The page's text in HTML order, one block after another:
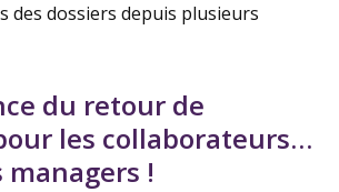
des dossiers depuis plusieurs
du retour de
les collaborateurs…
!